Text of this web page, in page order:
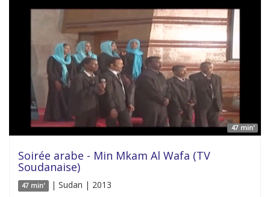
47 min'
Soirée arabe - Min Mkam Al Wafa (TV
Soudanaise)
47 min' | Sudan | 2013